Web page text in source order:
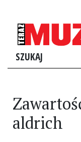
SZUKAJ
aldrich